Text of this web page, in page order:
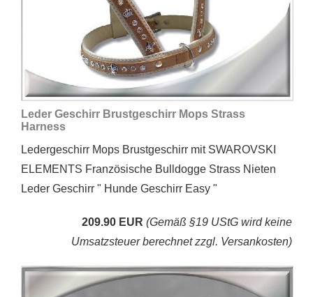
Leder Geschirr Brustgeschirr Mops Strass
Harness
Ledergeschirr Mops Brustgeschirr mit SWAROVSKI
ELEMENTS Französische Bulldogge Strass Nieten
Leder Geschirr " Hunde Geschirr Easy "
209.90 EUR (Gemäß §19 UStG wird keine
Umsatzsteuer berechnet zzgl. Versankosten)